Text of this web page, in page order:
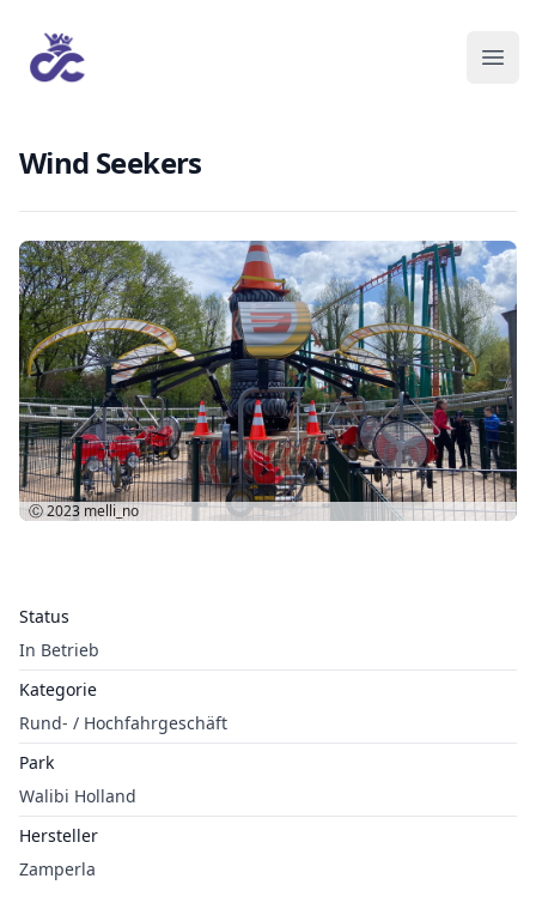
Wind Seekers
Status
In Betrieb
Kategorie
Rund- / Hochfahrgeschäft
Park
Walibi Holland
Hersteller
Zamperla
Ⓒ 2023 melli_no